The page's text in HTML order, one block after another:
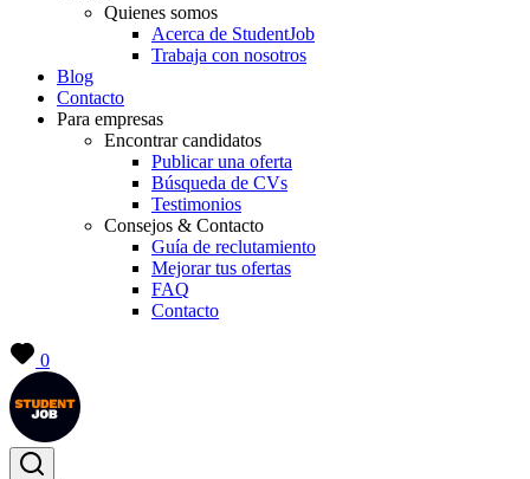
Quienes somos
Acerca de StudentJob
Trabaja con nosotros
Blog
Contacto
Para empresas
Encontrar candidatos
Publicar una oferta
Búsqueda de CVs
Testimonios
Consejos & Contacto
Guía de reclutamiento
Mejorar tus ofertas
FAQ
Contacto
0